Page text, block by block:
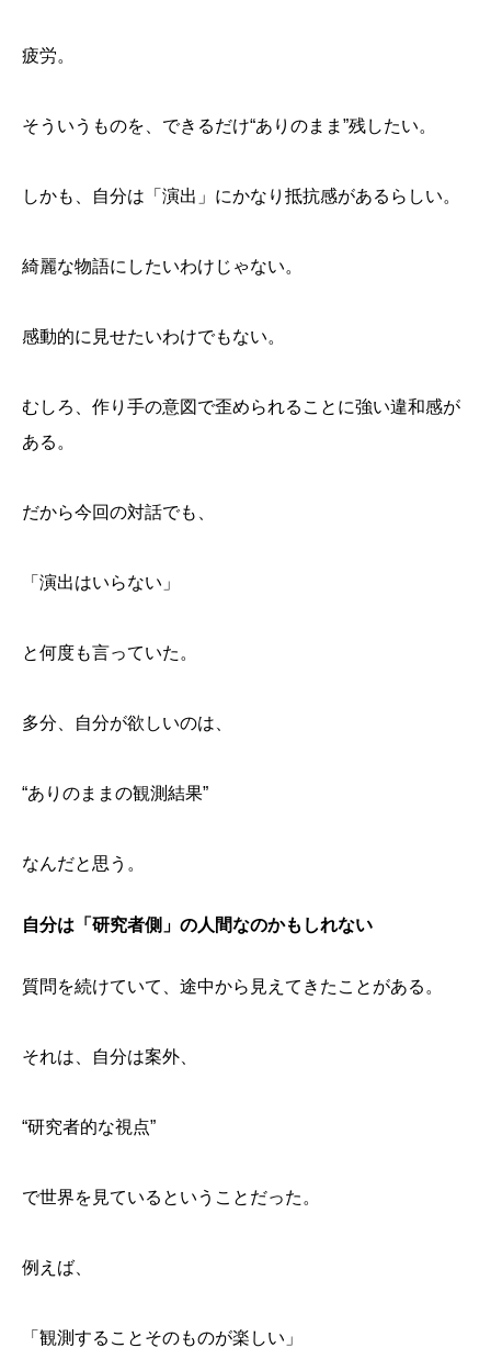
疲労。
そういうものを、できるだけ“ありのまま”残したい。
しかも、自分は「演出」にかなり抵抗感があるらしい。
綺麗な物語にしたいわけじゃない。
感動的に見せたいわけでもない。
むしろ、作り手の意図で歪められることに強い違和感が
ある。
だから今回の対話でも、
「演出はいらない」
と何度も言っていた。
多分、自分が欲しいのは、
“ありのままの観測結果”
なんだと思う。
自分は「研究者側」の人間なのかもしれない
質問を続けていて、途中から見えてきたことがある。
それは、自分は案外、
“研究者的な視点”
で世界を見ているということだった。
例えば、
「観測することそのものが楽しい」